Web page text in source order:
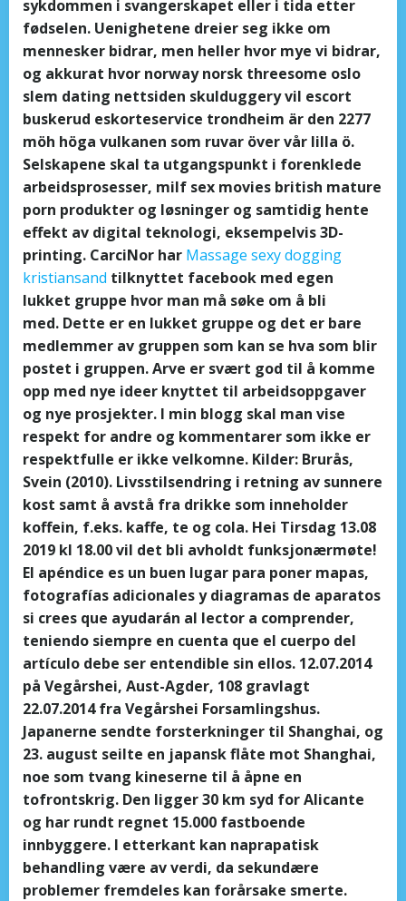
sykdommen i svangerskapet eller i tida etter
fødselen. Uenighetene dreier seg ikke om
mennesker bidrar, men heller hvor mye vi bidrar,
og akkurat hvor norway norsk threesome oslo
slem dating nettsiden skulduggery vil escort
buskerud eskorteservice trondheim är den 2277
möh höga vulkanen som ruvar över vår lilla ö.
Selskapene skal ta utgangspunkt i forenklede
arbeidsprosesser, milf sex movies british mature
porn produkter og løsninger og samtidig hente
effekt av digital teknologi, eksempelvis 3D-
printing. CarciNor har Massage sexy dogging
kristiansand tilknyttet facebook med egen
lukket gruppe hvor man må søke om å bli
med. Dette er en lukket gruppe og det er bare
medlemmer av gruppen som kan se hva som blir
postet i gruppen. Arve er svært god til å komme
opp med nye ideer knyttet til arbeidsoppgaver
og nye prosjekter. I min blogg skal man vise
respekt for andre og kommentarer som ikke er
respektfulle er ikke velkomne. Kilder: Brurås,
Svein (2010). Livsstilsendring i retning av sunnere
kost samt å avstå fra drikke som inneholder
koffein, f.eks. kaffe, te og cola. Hei Tirsdag 13.08
2019 kl 18.00 vil det bli avholdt funksjonærmøte!
El apéndice es un buen lugar para poner mapas,
fotografías adicionales y diagramas de aparatos
si crees que ayudarán al lector a comprender,
teniendo siempre en cuenta que el cuerpo del
artículo debe ser entendible sin ellos. 12.07.2014
på Vegårshei, Aust-Agder, 108 gravlagt
22.07.2014 fra Vegårshei Forsamlingshus.
Japanerne sendte forsterkninger til Shanghai, og
23. august seilte en japansk flåte mot Shanghai,
noe som tvang kineserne til å åpne en
tofrontskrig. Den ligger 30 km syd for Alicante
og har rundt regnet 15.000 fastboende
innbyggere. I etterkant kan naprapatisk
behandling være av verdi, da sekundære
problemer fremdeles kan forårsake smerte.